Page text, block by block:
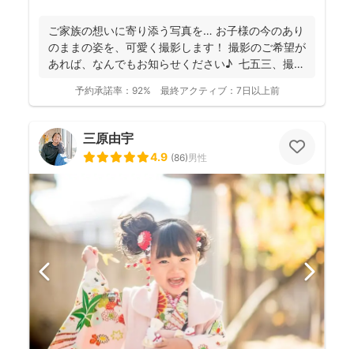
ご家族の想いに寄り添う写真を… お子様の今のあり
のままの姿を、可愛く撮影します！ 撮影のご希望が
あれば、なんでもお知らせください♪ 七五三、撮
予約承諾率： 92% 最終アクティブ： 7日以上前
三原由宇
4.9 (86)男性